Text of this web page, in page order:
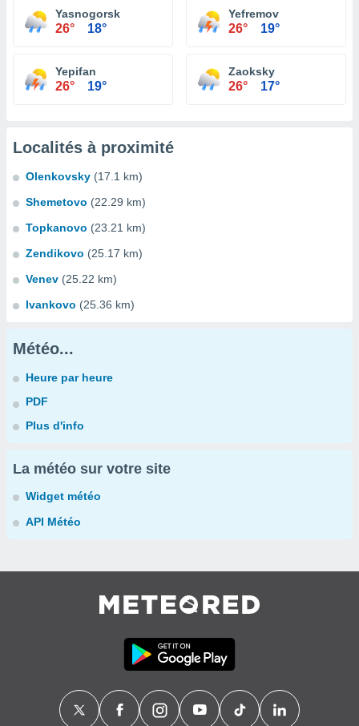
Yasnogorsk
26° 18°
Yefremov
26° 19°
Yepifan
26° 19°
Zaoksky
26° 17°
Localités à proximité
Olenkovsky (17.1 km)
Shemetovo (22.29 km)
Topkanovo (23.21 km)
Zendikovo (25.17 km)
Venev (25.22 km)
Ivankovo (25.36 km)
Météo...
Heure par heure
PDF
Plus d'info
La météo sur votre site
Widget météo
API Météo